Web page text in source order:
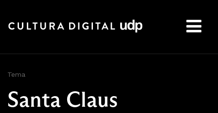
Tema
Santa Claus